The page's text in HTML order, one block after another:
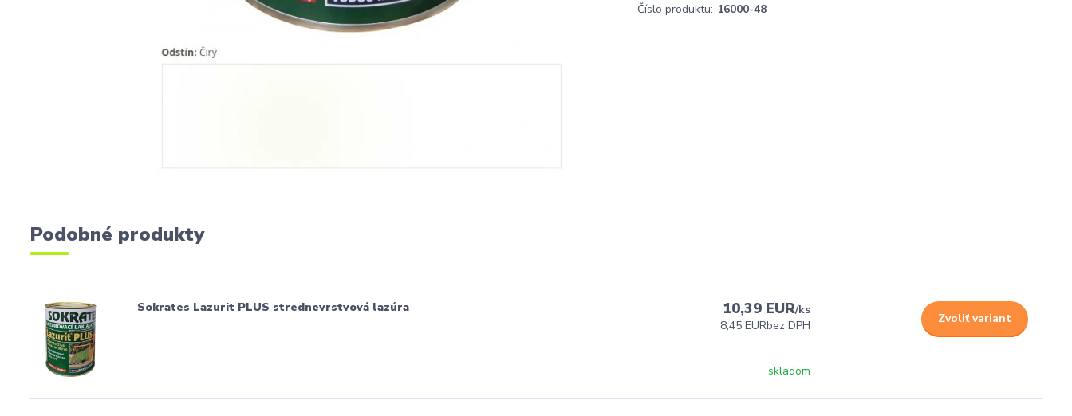
Číslo produktu: 16000-48
Podobné produkty
Sokrates Lazurit PLUS strednevrstvová lazúra 10,39 EUR/ks
8,45 EURbez DPH
skladom
Zvoliť variant